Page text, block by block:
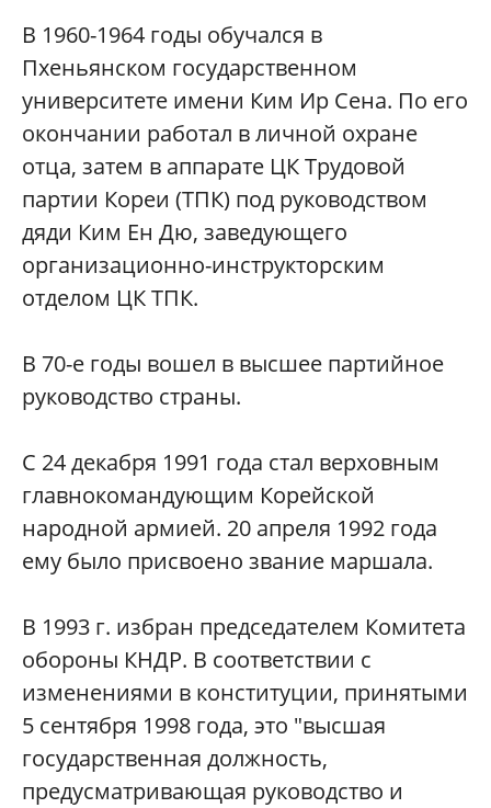
В 1960-1964 годы обучался в
Пхеньянском государственном
университете имени Ким Ир Сена. По его
окончании работал в личной охране
отца, затем в аппарате ЦК Трудовой
партии Кореи (ТПК) под руководством
дяди Ким Ен Дю, заведующего
организационно-инструкторским
отделом ЦК ТПК.
В 70-е годы вошел в высшее партийное
руководство страны.
С 24 декабря 1991 года стал верховным
главнокомандующим Корейской
народной армией. 20 апреля 1992 года
ему было присвоено звание маршала.
В 1993 г. избран председателем Комитета
обороны КНДР. В соответствии с
изменениями в конституции, принятыми
5 сентября 1998 года, это "высшая
государственная должность,
предусматривающая руководство и